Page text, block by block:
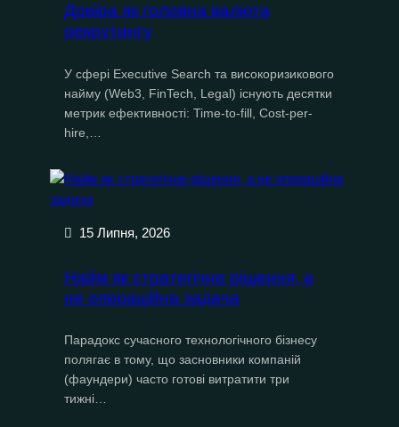
Довіра як головна валюта
рекрутингу
У сфері Executive Search та високоризикового
найму (Web3, FinTech, Legal) існують десятки
метрик ефективності: Time-to-fill, Cost-per-
hire,…
15 Липня, 2026
Найм як стратегічне рішення, а
не операційна задача
Парадокс сучасного технологічного бізнесу
полягає в тому, що засновники компаній
(фаундери) часто готові витратити три
тижні…